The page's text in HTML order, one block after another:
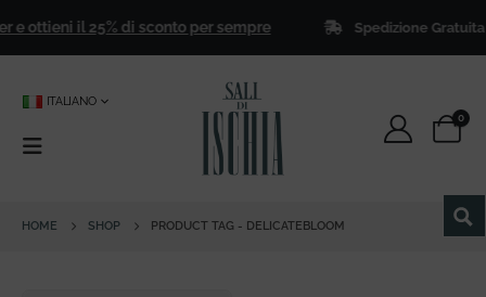
ottieni il 25% di sconto per sempre Spedizione Gratuita
ITALIANO
0
HOME SHOP PRODUCT TAG - DELICATEBLOOM